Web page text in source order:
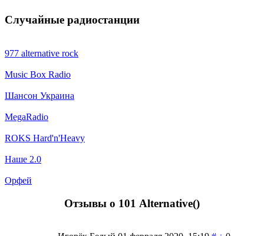
Случайные радиостанции
977 alternative rock
Music Box Radio
Шансон Украина
MegaRadio
ROKS Hard'n'Heavy
Наше 2.0
Орфей
Отзывы о 101 Alternative()